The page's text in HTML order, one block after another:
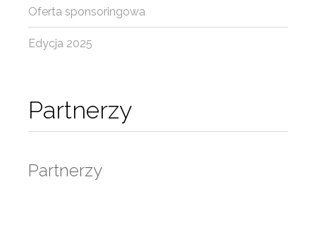
Partnerzy
Partnerzy
Oferta sponsoringowa
Edycja 2025